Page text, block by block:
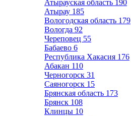
Атырауская область 190
Атырау 185
Вологодская область 179
Вологда 92
Череповец 55
Бабаево 6
Республика Хакасия 176
Абакан 110
Черногорск 31
Саяногорск 15
Брянская область 173
Брянск 108
Клинцы 10